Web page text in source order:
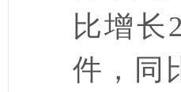
比增长
件，同